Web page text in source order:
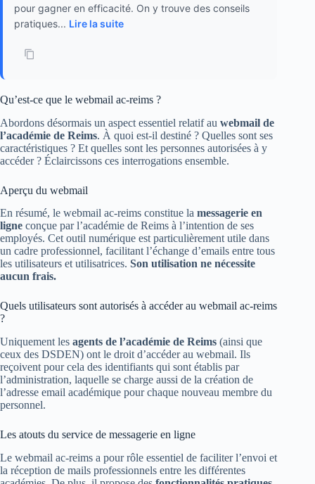
pour gagner en efficacité. On y trouve des conseils
pratiques... Lire la suite
Qu’est-ce que le webmail ac-reims ?
Abordons désormais un aspect essentiel relatif au webmail de
l’académie de Reims. À quoi est-il destiné ? Quelles sont ses
caractéristiques ? Et quelles sont les personnes autorisées à y
accéder ? Éclaircissons ces interrogations ensemble.
Aperçu du webmail
En résumé, le webmail ac-reims constitue la messagerie en
ligne conçue par l’académie de Reims à l’intention de ses
employés. Cet outil numérique est particulièrement utile dans
un cadre professionnel, facilitant l’échange d’emails entre tous
les utilisateurs et utilisatrices. Son utilisation ne nécessite
aucun frais.
Quels utilisateurs sont autorisés à accéder au webmail ac-reims
?
Uniquement les agents de l’académie de Reims (ainsi que
ceux des DSDEN) ont le droit d’accéder au webmail. Ils
reçoivent pour cela des identifiants qui sont établis par
l’administration, laquelle se charge aussi de la création de
l’adresse email académique pour chaque nouveau membre du
personnel.
Les atouts du service de messagerie en ligne
Le webmail ac-reims a pour rôle essentiel de faciliter l’envoi et
la réception de mails professionnels entre les différentes